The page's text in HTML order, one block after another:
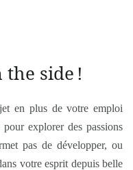
the side!
en plus de votre emploi
pour explorer des passions
pas de développer, ou
votre esprit depuis belle